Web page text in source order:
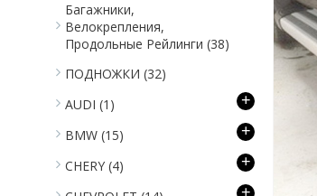
Багажники,
Велокрепления,
Продольные Рейлинги (38)
ПОДНОЖКИ (32)
AUDI (1) +
BMW (15) +
CHERY (4) +
+